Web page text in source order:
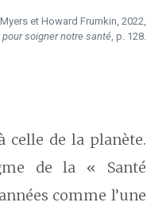
et Howard Frumkin, 2022,
soigner notre santé, p. 128.
celle de la planète.
de la « Santé
comme l’une